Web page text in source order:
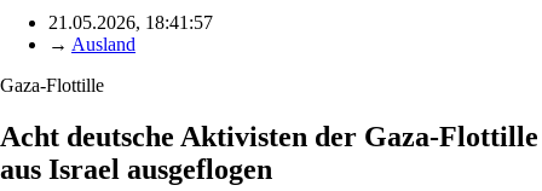
21.05.2026, 18:41:57
→ Ausland
Gaza-Flottille
Acht deutsche Aktivisten der Gaza-Flottille
aus Israel ausgeflogen